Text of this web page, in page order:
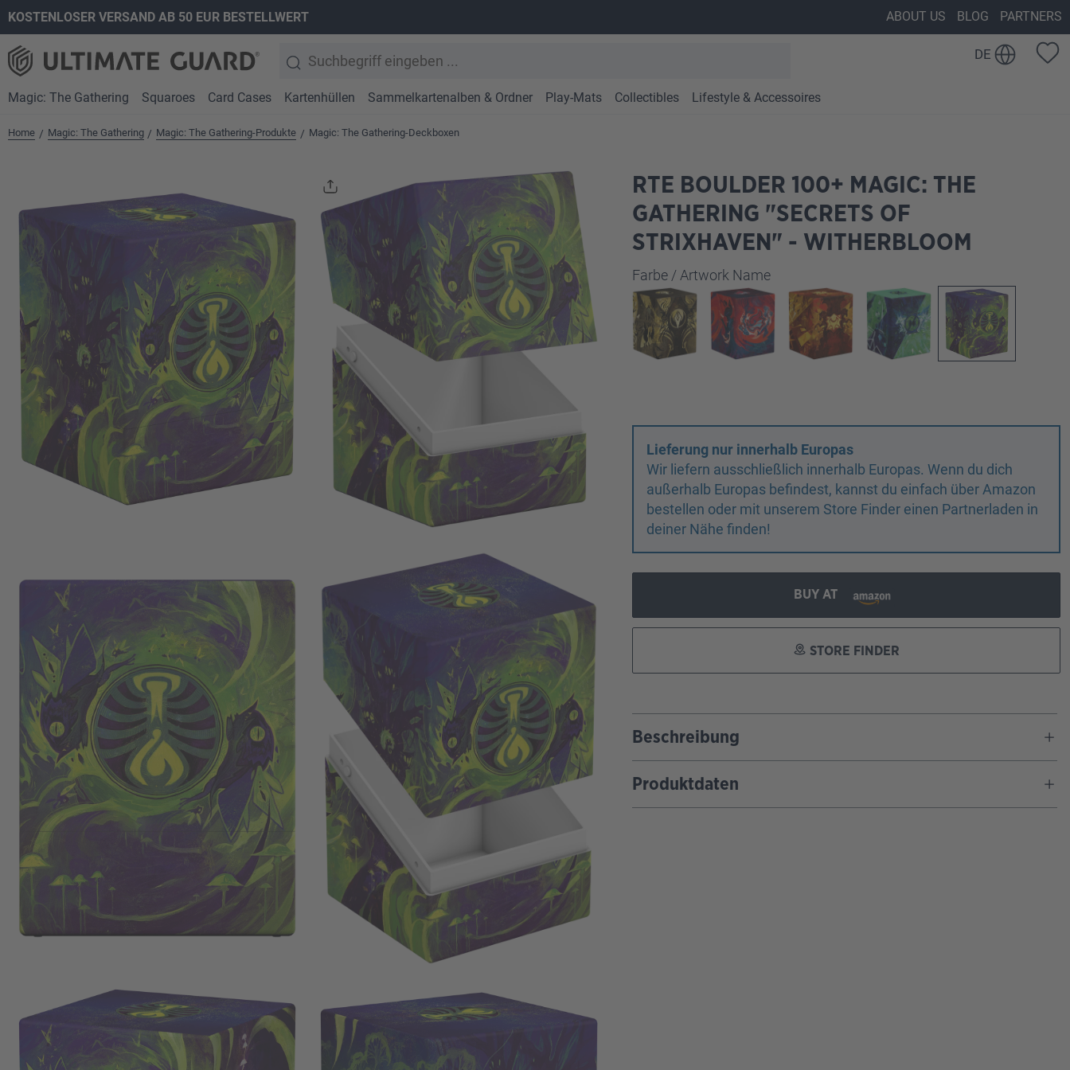
Zur Hauptnavigation springen
KOSTENLOSER VERSAND AB 50 EUR BESTELLWERT ABOUT US BLOG PARTNERS
DE
Magic: The Gathering Squaroes Card Cases Kartenhüllen Sammelkartenalben & Ordner Play-Mats Collectibles Lifestyle & Accessoires
Home / Magic: The Gathering / Magic: The Gathering-Produkte / Magic: The Gathering-Deckboxen
RTE BOULDER 100+ MAGIC: THE
GATHERING "SECRETS OF
STRIXHAVEN" - WITHERBLOOM
Farbe / Artwork Nameauswählen
Lieferung nur innerhalb Europas
Wir liefern ausschließlich innerhalb Europas. Wenn du dich
außerhalb Europas befindest, kannst du einfach über Amazon
bestellen oder mit unserem Store Finder einen Partnerladen in
deiner Nähe finden!
BUY AT
STORE FINDER
Beschreibung
Produktdaten